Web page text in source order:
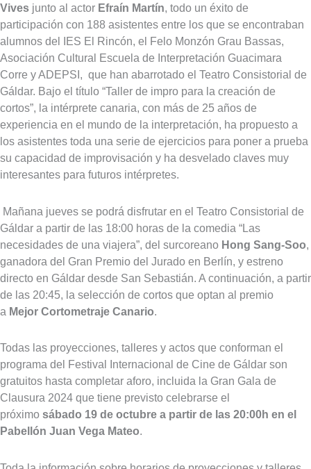
Vives junto al actor Efraín Martín, todo un éxito de
participación con 188 asistentes entre los que se encontraban
alumnos del IES El Rincón, el Felo Monzón Grau Bassas,
Asociación Cultural Escuela de Interpretación Guacimara
Corre y ADEPSI, que han abarrotado el Teatro Consistorial de
Gáldar. Bajo el título “Taller de impro para la creación de
cortos”, la intérprete canaria, con más de 25 años de
experiencia en el mundo de la interpretación, ha propuesto a
los asistentes toda una serie de ejercicios para poner a prueba
su capacidad de improvisación y ha desvelado claves muy
interesantes para futuros intérpretes.
Mañana jueves se podrá disfrutar en el Teatro Consistorial de
Gáldar a partir de las 18:00 horas de la comedia “Las
necesidades de una viajera”, del surcoreano Hong Sang-Soo,
ganadora del Gran Premio del Jurado en Berlín, y estreno
directo en Gáldar desde San Sebastián. A continuación, a partir
de las 20:45, la selección de cortos que optan al premio
a Mejor Cortometraje Canario.
Todas las proyecciones, talleres y actos que conforman el
programa del Festival Internacional de Cine de Gáldar son
gratuitos hasta completar aforo, incluida la Gran Gala de
Clausura 2024 que tiene previsto celebrarse el
próximo sábado 19 de octubre a partir de las 20:00h en el
Pabellón Juan Vega Mateo.